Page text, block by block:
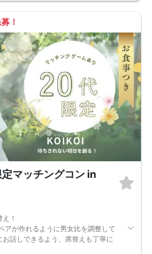
ルなパーティーです😊
雰囲気となっております✨
参加したい」
混みあいますのでご注意くださ
ます
！
マッチングコン in
！
が作れるように男女比を調整して
話しできるよう、席替えも丁寧に